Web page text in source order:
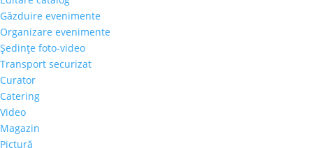
Găzduire evenimente
Organizare evenimente
Şedinţe foto-video
Transport securizat
Curator
Catering
Video
Magazin
Pictură
muzeograf la...
Galeria Alexandra’s la Courtyard by Marriott